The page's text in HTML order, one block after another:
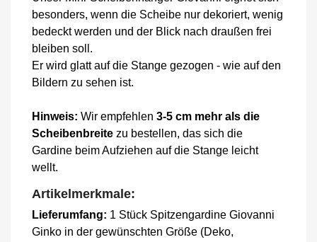
besonders, wenn die Scheibe nur dekoriert, wenig
bedeckt werden und der Blick nach draußen frei
bleiben soll.
Er wird glatt auf die Stange gezogen - wie auf den
Bildern zu sehen ist.
Hinweis: Wir empfehlen 3-5 cm mehr als die
Scheibenbreite zu bestellen, das sich die
Gardine beim Aufziehen auf die Stange leicht
wellt.
Artikelmerkmale:
Lieferumfang: 1 Stück Spitzengardine Giovanni
Ginko in der gewünschten Größe (Deko,